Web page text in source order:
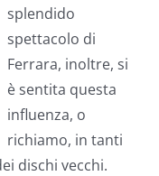
splendido
spettacolo di
Ferrara, inoltre, si
è sentita questa
influenza, o
richiamo, in tanti
dischi vecchi.